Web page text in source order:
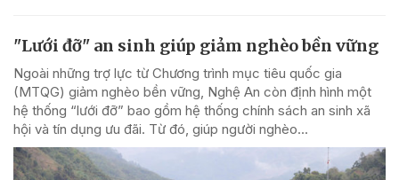
"Lưới đỡ" an sinh giúp giảm nghèo bền vững
Ngoài những trợ lực từ Chương trình mục tiêu quốc gia
(MTQG) giảm nghèo bền vững, Nghệ An còn định hình một
hệ thống “lưới đỡ” bao gồm hệ thống chính sách an sinh xã
hội và tín dụng ưu đãi. Từ đó, giúp người nghèo...